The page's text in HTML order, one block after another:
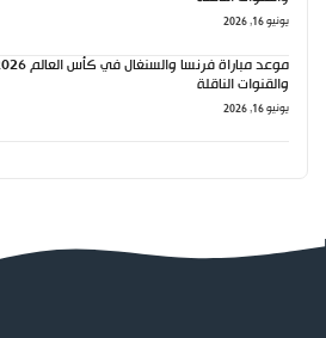
يونيو 16, 2026
موعد مباراة فرنسا والسنغال في
والقنوات الناقلة
يونيو 16, 2026